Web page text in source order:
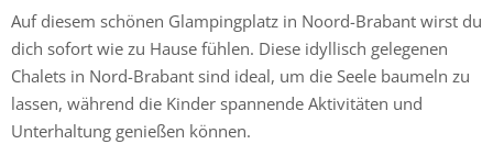
Auf diesem schönen Glampingplatz in Noord-Brabant wirst du
dich sofort wie zu Hause fühlen. Diese idyllisch gelegenen
Chalets in Nord-Brabant sind ideal, um die Seele baumeln zu
lassen, während die Kinder spannende Aktivitäten und
Unterhaltung genießen können.